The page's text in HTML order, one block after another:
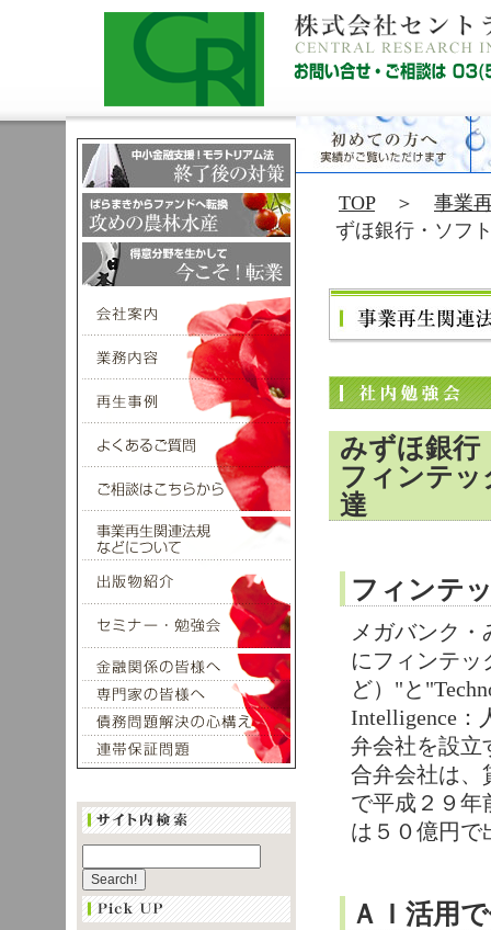
TOP＞ 事業
ずほ銀行・ソフ
みずほ銀行
フィンテッ
達
フィンテ
メガバンク
にフィンテッ
ど）"と
Intelligence：
弁会社を設立
合弁会社は、
で平成２９年
は５０億円で
ＡＩ活用